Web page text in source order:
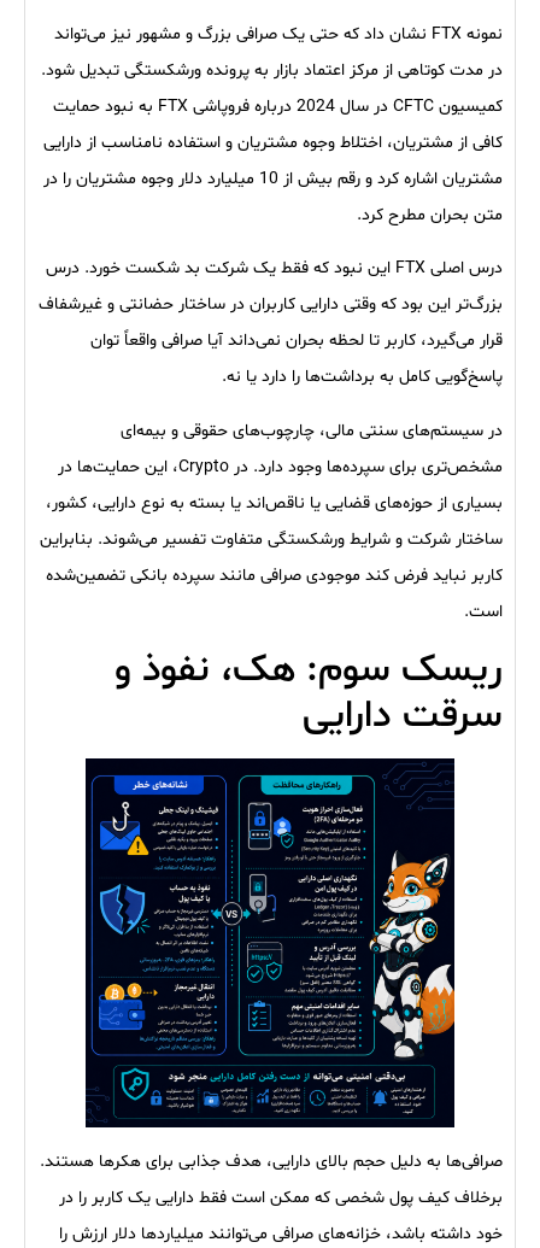
نمونه FTX نشان داد که حتی یک صرافی بزرگ و مشهور نیز می‌تواند
در مدت کوتاهی از مرکز اعتماد بازار به پرونده ورشکستگی تبدیل شود.
کمیسیون CFTC در سال 2024 درباره فروپاشی FTX به نبود حمایت
کافی از مشتریان، اختلاط وجوه مشتریان و استفاده نامناسب از دارایی
مشتریان اشاره کرد و رقم بیش از 10 میلیارد دلار وجوه مشتریان را در
متن بحران مطرح کرد.
درس اصلی FTX این نبود که فقط یک شرکت بد شکست خورد. درس
بزرگ‌تر این بود که وقتی دارایی کاربران در ساختار حضانتی و غیرشفاف
قرار می‌گیرد، کاربر تا لحظه بحران نمی‌داند آیا صرافی واقعاً توان
پاسخ‌گویی کامل به برداشت‌ها را دارد یا نه.
در سیستم‌های سنتی مالی، چارچوب‌های حقوقی و بیمه‌ای
مشخص‌تری برای سپرده‌ها وجود دارد. در Crypto، این حمایت‌ها در
بسیاری از حوزه‌های قضایی یا ناقص‌اند یا بسته به نوع دارایی، کشور،
ساختار شرکت و شرایط ورشکستگی متفاوت تفسیر می‌شوند. بنابراین
کاربر نباید فرض کند موجودی صرافی مانند سپرده بانکی تضمین‌شده
است.
ریسک سوم: هک، نفوذ و
سرقت دارایی
صرافی‌ها به دلیل حجم بالای دارایی، هدف جذابی برای هکرها هستند.
برخلاف کیف پول شخصی که ممکن است فقط دارایی یک کاربر را در
خود داشته باشد، خزانه‌های صرافی می‌توانند میلیاردها دلار ارزش را